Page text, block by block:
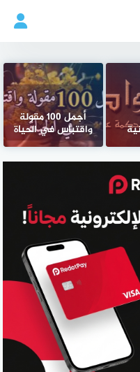
أجمل 100 مقولة
واقتباس في الحياة